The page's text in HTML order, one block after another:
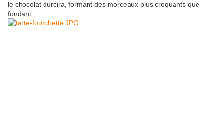
le chocolat durcira, formant des morceaux plus croquants que
fondant.